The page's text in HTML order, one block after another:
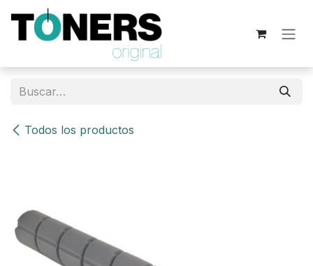
Ir al contenido
Todos los productos